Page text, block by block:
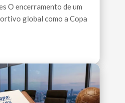
O encerramento de um
global como a Copa